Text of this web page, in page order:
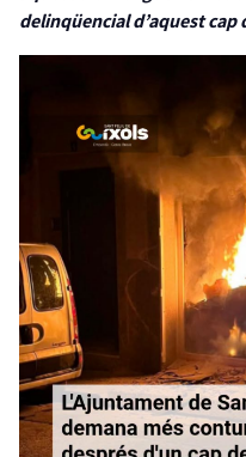
delinqüencial d’aquest cap